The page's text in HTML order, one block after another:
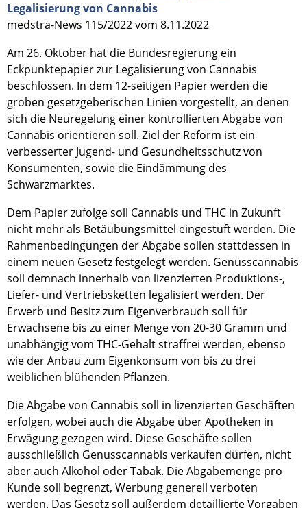
Legalisierung von Cannabis
medstra-News 115/2022 vom 8.11.2022
Am 26. Oktober hat die Bundesregierung ein
Eckpunktepapier zur Legalisierung von Cannabis
beschlossen. In dem 12-seitigen Papier werden die
groben gesetzgeberischen Linien vorgestellt, an denen
sich die Neuregelung einer kontrollierten Abgabe von
Cannabis orientieren soll. Ziel der Reform ist ein
verbesserter Jugend- und Gesundheitsschutz von
Konsumenten, sowie die Eindämmung des
Schwarzmarktes.
Dem Papier zufolge soll Cannabis und THC in Zukunft
nicht mehr als Betäubungsmittel eingestuft werden. Die
Rahmenbedingungen der Abgabe sollen stattdessen in
einem neuen Gesetz festgelegt werden. Genusscannabis
soll demnach innerhalb von lizenzierten Produktions-,
Liefer- und Vertriebsketten legalisiert werden. Der
Erwerb und Besitz zum Eigenverbrauch soll für
Erwachsene bis zu einer Menge von 20-30 Gramm und
unabhängig vom THC-Gehalt straffrei werden, ebenso
wie der Anbau zum Eigenkonsum von bis zu drei
weiblichen blühenden Pflanzen.
Die Abgabe von Cannabis soll in lizenzierten Geschäften
erfolgen, wobei auch die Abgabe über Apotheken in
Erwägung gezogen wird. Diese Geschäfte sollen
ausschließlich Genusscannabis verkaufen dürfen, nicht
aber auch Alkohol oder Tabak. Die Abgabemenge pro
Kunde soll begrenzt, Werbung generell verboten
werden. Das Gesetz soll außerdem detaillierte Vorgaben